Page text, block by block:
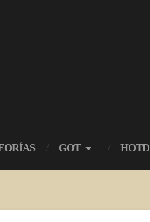
GOT HOTD